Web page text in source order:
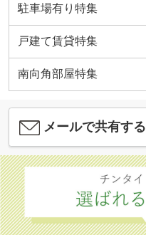
駐車場有り特集
戸建て賃貸特集
南向角部屋特集
メールで共有する